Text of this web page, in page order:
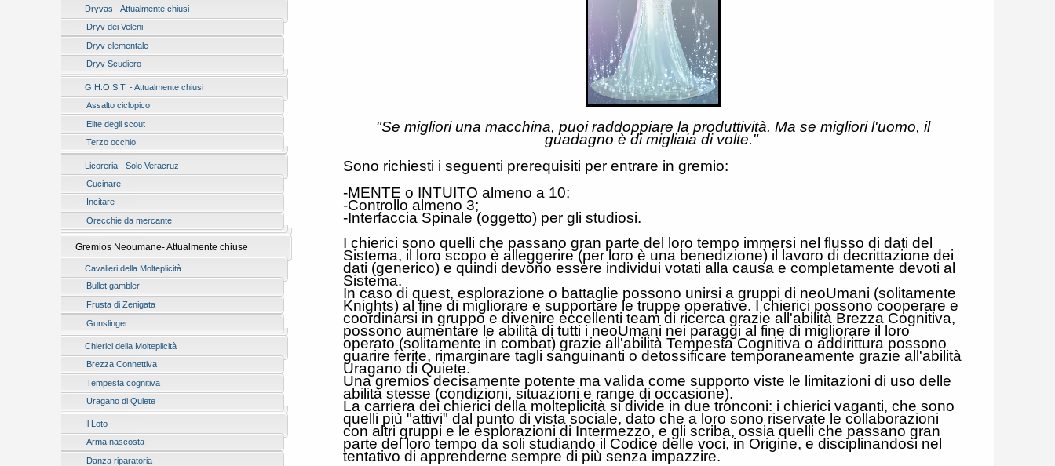
Dryvas - Attualmente chiusi
Dryv dei Veleni
Dryv elementale
Dryv Scudiero
G.H.O.S.T. - Attualmente chiusi
Assalto ciclopico
Elite degli scout
Terzo occhio
Licoreria - Solo Veracruz
Cucinare
Incitare
Orecchie da mercante
Gremios Neoumane- Attualmente chiuse
Cavalieri della Molteplicità
Bullet gambler
Frusta di Zenigata
Gunslinger
Chierici della Molteplicità
Brezza Connettiva
Tempesta cognitiva
Uragano di Quiete
Il Loto
Arma nascosta
Danza riparatoria
"Se migliori una macchina, puoi raddoppiare la produttività. Ma se migliori l'uomo, il
guadagno è di migliaia di volte."
Sono richiesti i seguenti prerequisiti per entrare in gremio:
-MENTE o INTUITO almeno a 10;
-Controllo almeno 3;
-Interfaccia Spinale (oggetto) per gli studiosi.
I chierici sono quelli che passano gran parte del loro tempo immersi nel flusso di dati del
Sistema, il loro scopo è alleggerire (per loro è una benedizione) il lavoro di decrittazione dei
dati (generico) e quindi devono essere individui votati alla causa e completamente devoti al
Sistema.
In caso di quest, esplorazione o battaglie possono unirsi a gruppi di neoUmani (solitamente
Knights) al fine di migliorare e supportare le truppe operative. I chierici possono cooperare e
coordinarsi in gruppo e divenire eccellenti team di ricerca grazie all'abilità Brezza Cognitiva,
possono aumentare le abilità di tutti i neoUmani nei paraggi al fine di migliorare il loro
operato (solitamente in combat) grazie all'abilità Tempesta Cognitiva o addirittura possono
guarire ferite, rimarginare tagli sanguinanti o detossificare temporaneamente grazie all'abilità
Uragano di Quiete.
Una gremios decisamente potente ma valida come supporto viste le limitazioni di uso delle
abilità stesse (condizioni, situazioni e range di occasione).
La carriera dei chierici della molteplicità si divide in due tronconi: i chierici vaganti, che sono
quelli più "attivi" dal punto di vista sociale, dato che a loro sono riservate le collaborazioni
con altri gruppi e le esplorazioni di Intermezzo, e gli scriba, ossia quelli che passano gran
parte del loro tempo da soli studiando il Codice delle voci, in Origine, e disciplinandosi nel
tentativo di apprenderne sempre di più senza impazzire.